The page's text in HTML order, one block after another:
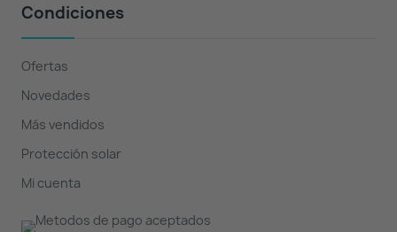
Condiciones
Ofertas
Novedades
Más vendidos
Protección solar
Mi cuenta